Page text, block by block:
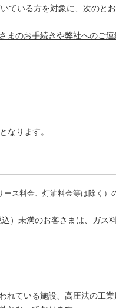
ている方を対象に、次のと
まのお手続きや弊社へのご
なります。
ース料金、灯油料金等は除く）
）未満のお客さまは、ガス
れている施設、高圧法の工